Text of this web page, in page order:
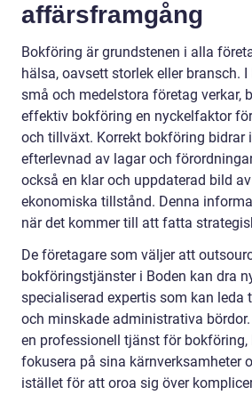
affärsframgång
Bokföring är grundstenen i alla
hälsa, oavsett storlek eller bransch. I
små och medelstora företag verkar,
effektiv bokföring en nyckelfaktor
och tillväxt. Korrekt bokföring bidrar
efterlevnad av lagar och
också en klar och uppdaterad bild
ekonomiska tillstånd. Denna
när det kommer till att fatta
De företagare som väljer att
bokföringstjänster i Boden kan dra
specialiserad expertis som kan leda
och minskade administrativa
en professionell tjänst för bokföring,
fokusera på sina kärnverksamheter
istället för att oroa sig över